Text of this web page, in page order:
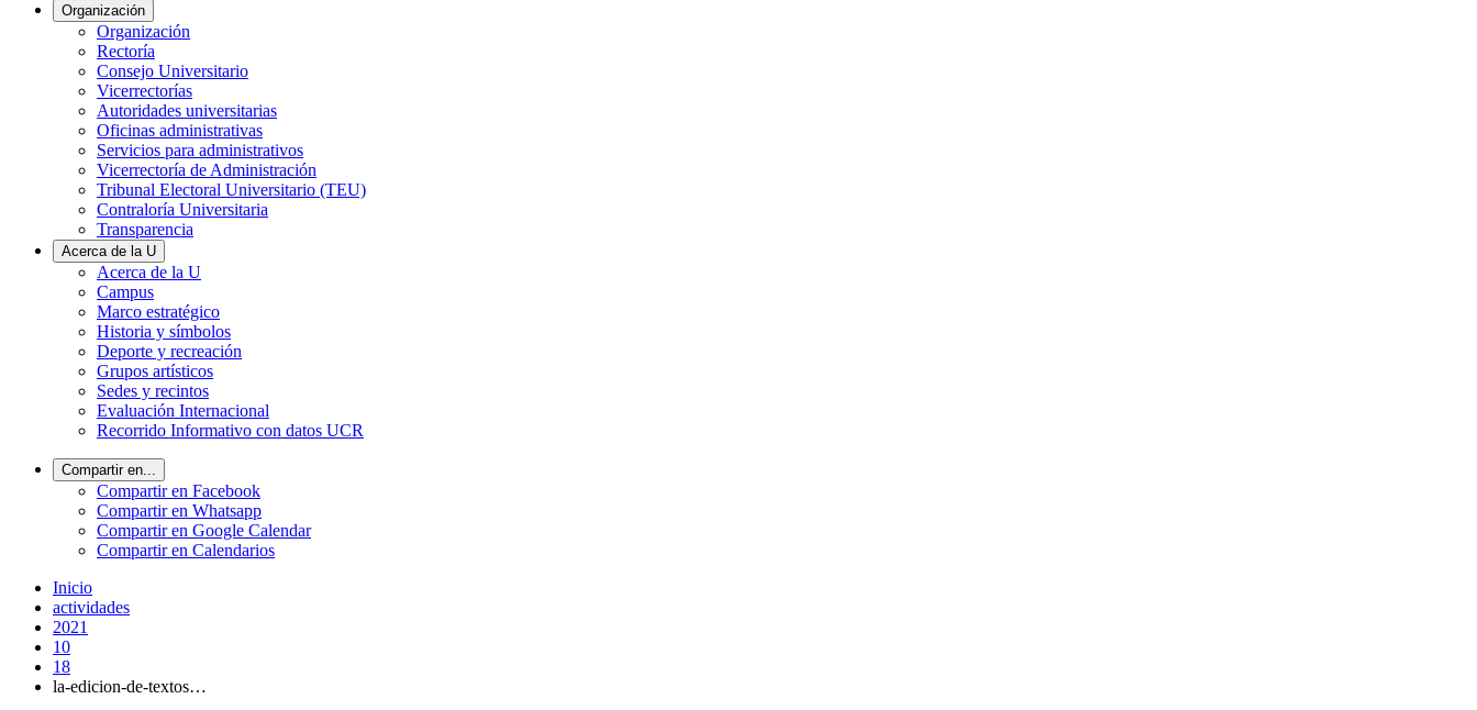
Organización
Organización
Rectoría
Consejo Universitario
Vicerrectorías
Autoridades universitarias
Oficinas administrativas
Servicios para administrativos
Vicerrectoría de Administración
Tribunal Electoral Universitario (TEU)
Contraloría Universitaria
Transparencia
Acerca de la U
Acerca de la U
Campus
Marco estratégico
Historia y símbolos
Deporte y recreación
Grupos artísticos
Sedes y recintos
Evaluación Internacional
Recorrido Informativo con datos UCR
Compartir en...
Compartir en Facebook
Compartir en Whatsapp
Compartir en Google Calendar
Compartir en Calendarios
Inicio
actividades
2021
10
18
la-edicion-de-textos…